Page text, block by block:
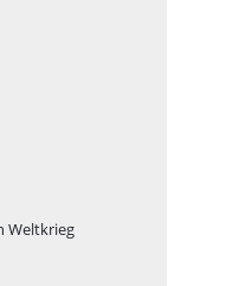
Weltkrieg